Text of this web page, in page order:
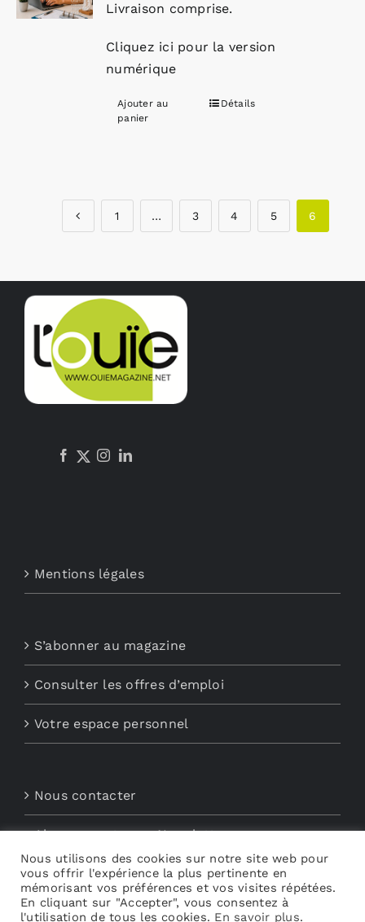
Livraison comprise.
Cliquez ici pour la version
numérique
Ajouter au
panier
Détails
1 … 3 4 5 6
Mentions légales
S’abonner au magazine
Consulter les offres d’emploi
Votre espace personnel
Nous contacter
Abonnements aux Newsletters
Découvrez My Audio
Nous utilisons des cookies sur notre site web pour
vous offrir l'expérience la plus pertinente en
mémorisant vos préférences et vos visites répétées.
En cliquant sur "Accepter", vous consentez à
l'utilisation de tous les cookies. En savoir plus.